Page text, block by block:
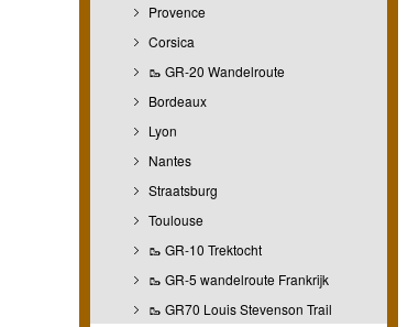
Provence
Corsica
🥾 GR-20 Wandelroute
Bordeaux
Lyon
Nantes
Straatsburg
Toulouse
🥾 GR-10 Trektocht
🥾 GR-5 wandelroute Frankrijk
🥾 GR70 Louis Stevenson Trail